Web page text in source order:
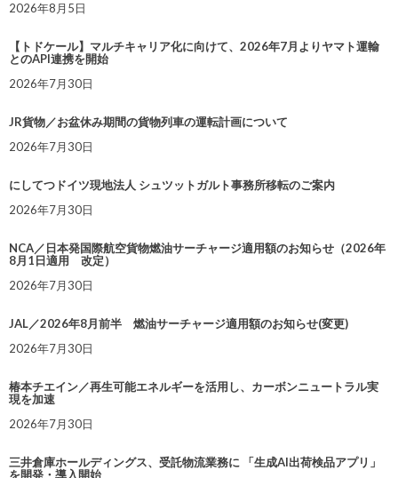
2026年8月5日
【トドケール】マルチキャリア化に向けて、2026年7月よりヤマト運輸
とのAPI連携を開始
2026年7月30日
JR貨物／お盆休み期間の貨物列車の運転計画について
2026年7月30日
にしてつドイツ現地法人 シュツットガルト事務所移転のご案内
2026年7月30日
NCA／日本発国際航空貨物燃油サーチャージ適用額のお知らせ（2026年
8月1日適用 改定）
2026年7月30日
JAL／2026年8月前半 燃油サーチャージ適用額のお知らせ(変更)
2026年7月30日
椿本チエイン／再生可能エネルギーを活用し、カーボンニュートラル実
現を加速
2026年7月30日
三井倉庫ホールディングス、受託物流業務に 「生成AI出荷検品アプリ」
を開発・導入開始